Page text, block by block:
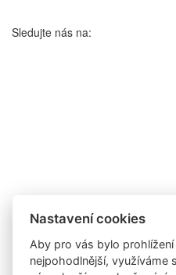
Sledujte nás na:
Nastavení cookies
Aby pro vás bylo
nejpohodlnější, využíváme